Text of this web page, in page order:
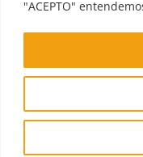
"ACEPTO"